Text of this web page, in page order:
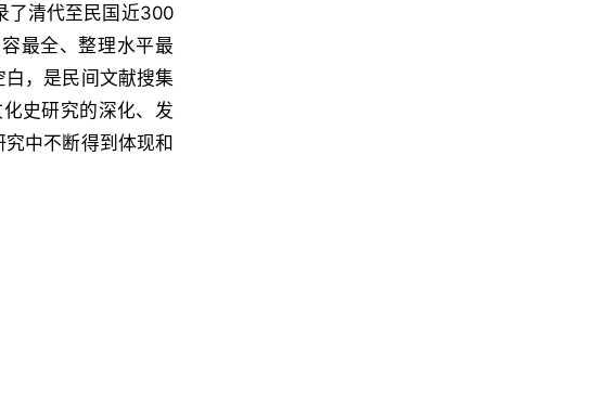
了清代至民国近300
最全、整理水平最
，是民间文献搜集
史研究的深化、发
中不断得到体现和